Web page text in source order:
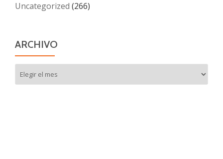
Uncategorized (266)
ARCHIVO